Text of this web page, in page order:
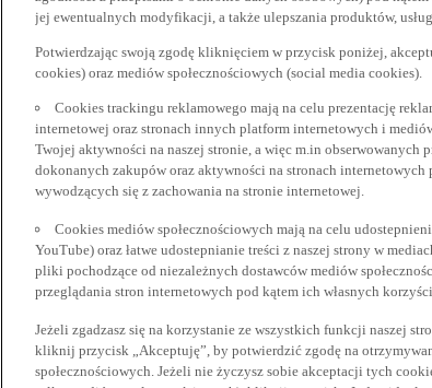
jej ewentualnych modyfikacji, a także ulepszania produktów,
Potwierdzając swoją zgodę kliknięciem w przycisk poniżej,
cookies) oraz mediów społecznościowych (social media cookies).
Cookies trackingu reklamowego mają na celu prezentację
internetowej oraz stronach innych platform internetowych i
Twojej aktywności na naszej stronie, a więc m.in obserwowanych
dokonanych zakupów oraz aktywności na stronach
wywodzących się z zachowania na stronie internetowej.
Cookies mediów społecznościowych mają na celu
YouTube) oraz łatwe udostepnianie treści z naszej strony w
pliki pochodzące od niezależnych dostawców mediów
przeglądania stron internetowych pod kątem ich własnych
Jeżeli zgadzasz się na korzystanie ze wszystkich funkcji naszej
kliknij przycisk „Akceptuję”, by potwierdzić zgodę na
społecznościowych. Jeżeli nie życzysz sobie akceptacji tych